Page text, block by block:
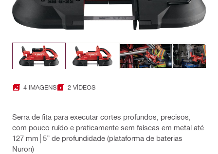
4 IMAGENS 2 VÍDEOS
Serra de fita para executar cortes profundos, precisos,
com pouco ruído e praticamente sem faíscas em metal até
127 mm│5” de profundidade (plataforma de baterias
Nuron)